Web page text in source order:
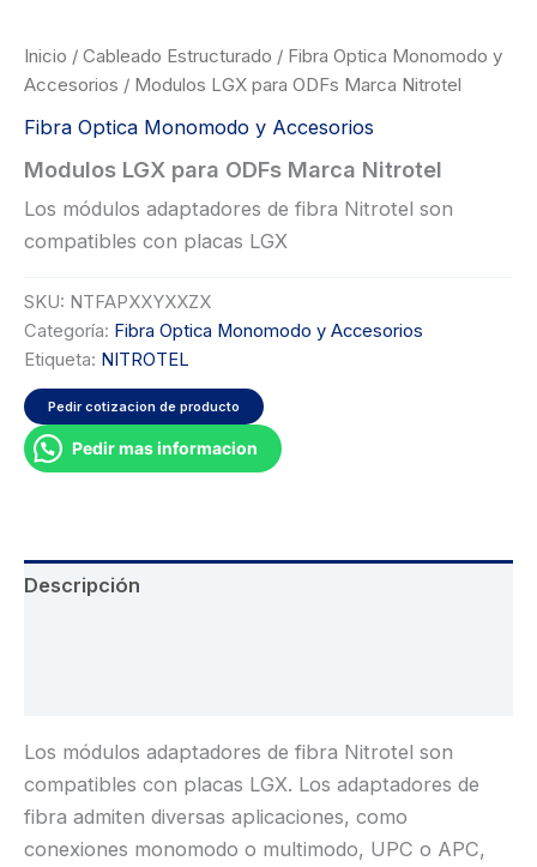
Inicio / Cableado Estructurado / Fibra Optica Monomodo y
Accesorios / Modulos LGX para ODFs Marca Nitrotel
Fibra Optica Monomodo y Accesorios
Modulos LGX para ODFs Marca Nitrotel
Los módulos adaptadores de fibra Nitrotel son
compatibles con placas LGX
SKU: NTFAPXXYXXZX
Categoría: Fibra Optica Monomodo y Accesorios
Etiqueta: NITROTEL
Pedir cotizacion de producto
Pedir mas informacion
Descripción
Los módulos adaptadores de fibra Nitrotel son
compatibles con placas LGX. Los adaptadores de
fibra admiten diversas aplicaciones, como
conexiones monomodo o multimodo, UPC o APC,